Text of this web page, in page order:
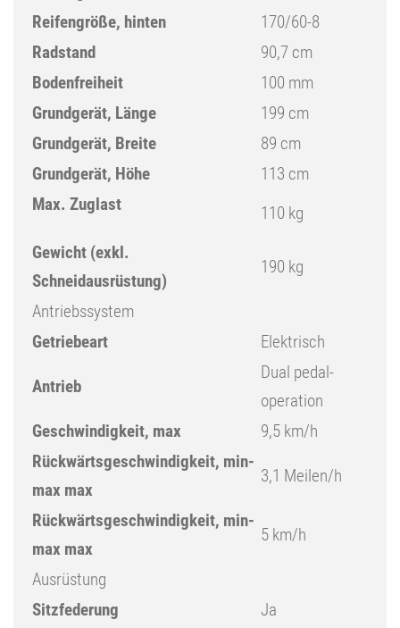
Reifengröße, hinten
170/60-8
Radstand
90,7 cm
Bodenfreiheit
100 mm
Grundgerät, Länge
199 cm
Grundgerät, Breite
89 cm
Grundgerät, Höhe
113 cm
Max. Zuglast
110 kg
Gewicht (exkl.
Schneidausrüstung)
190 kg
Antriebssystem
Getriebeart
Elektrisch
Antrieb
Dual pedal-
operation
Geschwindigkeit, max
9,5 km/h
Rückwärtsgeschwindigkeit, min-
max max
3,1 Meilen/h
Rückwärtsgeschwindigkeit, min-
max max
5 km/h
Ausrüstung
Sitzfederung
Ja